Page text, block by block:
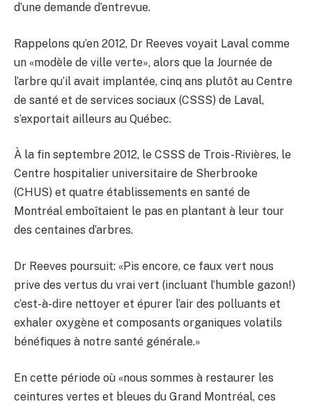
d’une demande d’entrevue.
Rappelons qu’en 2012, Dr Reeves voyait Laval comme
un «modèle de ville verte», alors que la Journée de
l’arbre qu’il avait implantée, cinq ans plutôt au Centre
de santé et de services sociaux (CSSS) de Laval,
s’exportait ailleurs au Québec.
À la fin septembre 2012, le CSSS de Trois-Rivières, le
Centre hospitalier universitaire de Sherbrooke
(CHUS) et quatre établissements en santé de
Montréal emboîtaient le pas en plantant à leur tour
des centaines d’arbres.
Dr Reeves poursuit: «Pis encore, ce faux vert nous
prive des vertus du vrai vert (incluant l’humble gazon!)
c’est-à-dire nettoyer et épurer l’air des polluants et
exhaler oxygène et composants organiques volatils
bénéfiques à notre santé générale.»
En cette période où «nous sommes à restaurer les
ceintures vertes et bleues du Grand Montréal, ces